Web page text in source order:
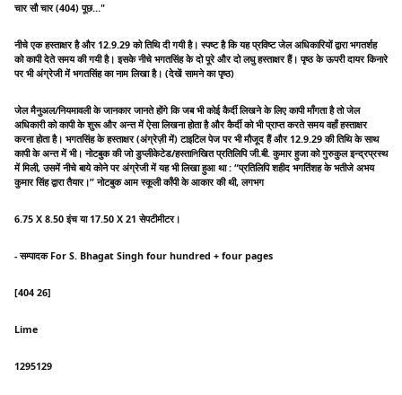
चार सौ चार (404) पूछ…"
नीचे एक हस्ताक्षर है और 12.9.29 को तिथि दी गयी है। स्पष्ट है कि यह प्रविष्ट जेल अधिकारियों द्वारा भगतर्शह
को कापी देते समय की गयी है। इसके नीचे भगतसिंह के दो पूरे और दो लघु हस्ताक्षर हैं। पृष्ठ के ऊपरी दायर किनारे
पर भी अंग्रेजी में भगतसिंह का नाम लिखा है। (देखें सामने का पृष्ठ)
जेल मैनुअल/नियमावली के जानकार जानते होंगे कि जब भी कोई कैर्दी लिखने के लिए कापी माँगता है तो जेल
अधिकारी को कापी के शुरू और अन्त में ऐसा लिखना होता है और कैर्दी को भी प्राप्त करते समय वहाँ हस्ताक्षर
करना होता है। भगतसिंह के हस्ताक्षर (अंग्रेज़ी में) टाइटिल पेज पर भी मौजूद हैं और 12.9.29 की तिथि के साथ
कापी के अन्त में भी। नोटबुक की जो डुप्लीकेटेड/हस्ताলিखित प्रतिलिपि जी.बी. कुमार हुजा को गुरुकुल इन्द्रप्रस्थ
में मिली, उसमें नीचे बाये कोने पर अंग्रेजी में यह भी लिखा हुआ था : “प्रतिलिपि शहीद भगतिंशह के भतीजे अभय
कुमार सिंह द्वारा तैयार।” नोटबुक आम स्कूली काँपी के आकार की थी, लगभग
6.75 X 8.50 इंच या 17.50 X 21 सेपटीमीटर।
- सम्पादक For S. Bhagat Singh four hundred + four pages
[404 26]
Lime
1295129